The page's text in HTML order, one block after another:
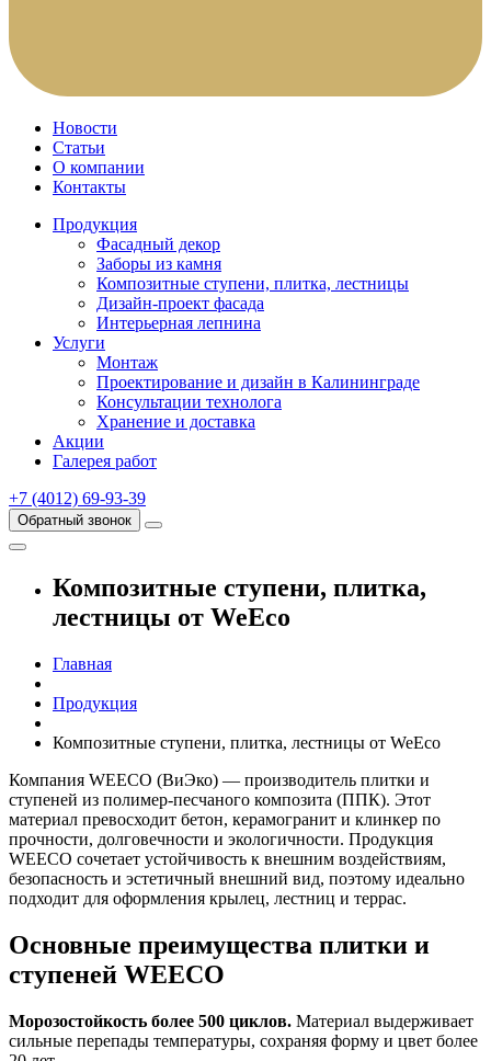
Новости
Статьи
О компании
Контакты
Продукция
Фасадный декор
Заборы из камня
Композитные ступени, плитка, лестницы
Дизайн-проект фасада
Интерьерная лепнина
Услуги
Монтаж
Проектирование и дизайн в Калининграде
Консультации технолога
Хранение и доставка
Акции
Галерея работ
+7 (4012) 69-93-39
Обратный звонок
Композитные ступени, плитка,
лестницы от WeEco
Главная
Продукция
Композитные ступени, плитка, лестницы от WeEco
Компания WEECO (ВиЭко) — производитель плитки и
ступеней из полимер-песчаного композита (ППК). Этот
материал превосходит бетон, керамогранит и клинкер по
прочности, долговечности и экологичности. Продукция
WEECO сочетает устойчивость к внешним воздействиям,
безопасность и эстетичный внешний вид, поэтому идеально
подходит для оформления крылец, лестниц и террас.
Основные преимущества плитки и
ступеней WEECO
Морозостойкость более 500 циклов. Материал выдерживает
сильные перепады температуры, сохраняя форму и цвет более